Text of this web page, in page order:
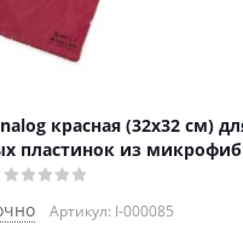
красная (32х32 см)
пластинок из
Артикул: I-000085